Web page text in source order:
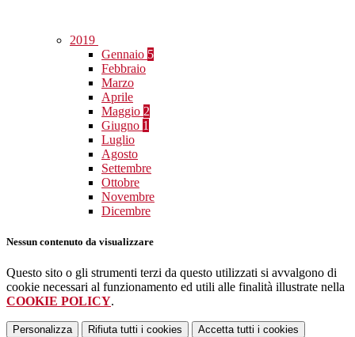
2019
Gennaio 5
Febbraio
Marzo
Aprile
Maggio 2
Giugno 1
Luglio
Agosto
Settembre
Ottobre
Novembre
Dicembre
Nessun contenuto da visualizzare
Questo sito o gli strumenti terzi da questo utilizzati si avvalgono di
cookie necessari al funzionamento ed utili alle finalità illustrate nella
COOKIE POLICY.
Personalizza Rifiuta tutti i cookies Accetta tutti i cookies